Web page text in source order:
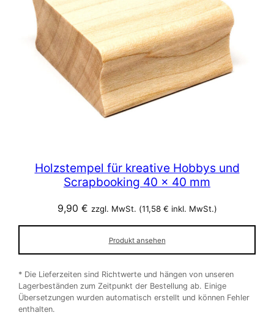
Holzstempel für kreative Hobbys und
Scrapbooking 40 x 40 mm
9,90 € zzgl. MwSt. (11,58 € inkl. MwSt.)
Produkt ansehen
* Die Lieferzeiten sind Richtwerte und hängen von unseren
Lagerbeständen zum Zeitpunkt der Bestellung ab. Einige
Übersetzungen wurden automatisch erstellt und können Fehler
enthalten.